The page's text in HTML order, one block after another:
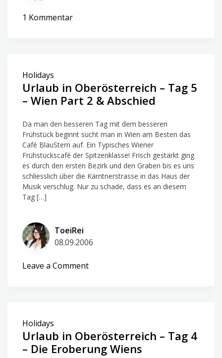
1 Kommentarzu
Holidays
Urlaub in Oberösterreich – Tag 5
– Wien Part 2 & Abschied
Da man den besseren Tag mit dem besseren
Frühstück beginnt sucht man in Wien am Besten das
Café BlauStern auf. Ein Typisches Wiener
Frühstückscafé der Spitzenklasse! Frisch gestärkt ging
es durch den ersten Bezirk und den Graben bis es uns
schliesslich über die Kärntnerstrasse in das Haus der
Musik verschlug. Nur zu schade, dass es an diesem
Tag […]
ToeiRei
08.09.2006
Leave a Commenton
5
–
Holidays
Urlaub in Oberösterreich – Tag 4
– Die Eroberung Wiens